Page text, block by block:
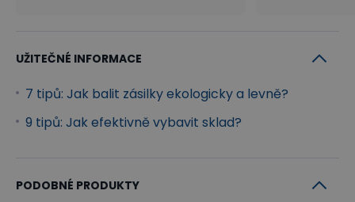
UŽITEČNÉ INFORMACE
7 tipů: Jak balit zásilky ekologicky a levně?
9 tipů: Jak efektivně vybavit sklad?
PODOBNÉ PRODUKTY